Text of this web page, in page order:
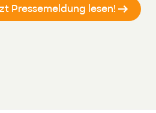
Pressemeldung lesen!